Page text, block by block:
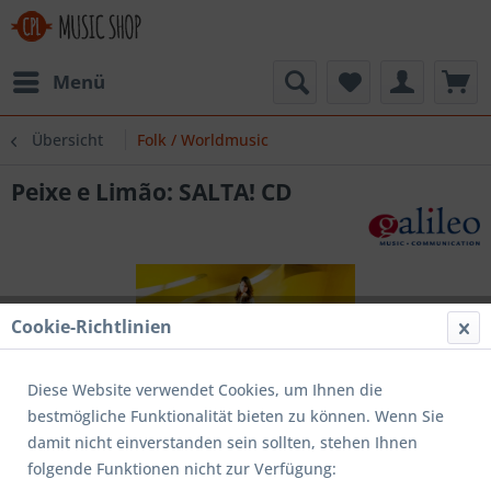
Menü
Übersicht Folk / Worldmusic
Peixe e Limão: SALTA! CD
Cookie-Richtlinien
Diese Website verwendet Cookies, um Ihnen die
bestmögliche Funktionalität bieten zu können. Wenn Sie
damit nicht einverstanden sein sollten, stehen Ihnen
folgende Funktionen nicht zur Verfügung: